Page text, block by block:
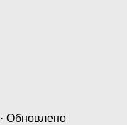
· Обновлено